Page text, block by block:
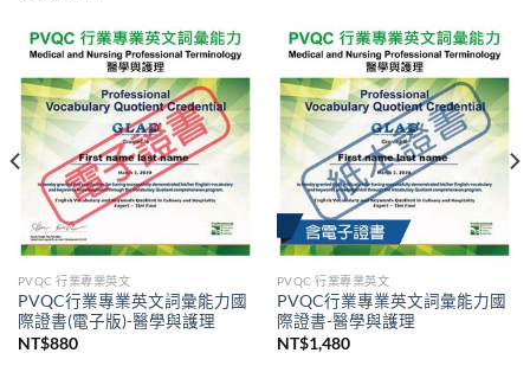
PVQC 行業專業英文
PVQC行業專業英文詞彙能力國
際證書(電子版)-醫學與護理
NT$880
PVQC 行業專業英文
PVQC行業專業英文詞彙能力國
際證書-醫學與護理
NT$1,480